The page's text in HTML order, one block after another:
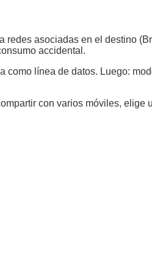
redes asociadas en el destino
accidental.
como línea de datos. Luego:
con varios móviles, elige